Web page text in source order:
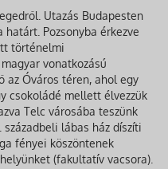
Utazás Budapesten
Pozsonyba érkezve
történelmi
vonatkozású
az Óváros téren, ahol egy
csokoládé mellett élvezzük
Telc városába teszünk
lábas ház díszíti
fényei köszöntenek
(fakultatív vacsora).